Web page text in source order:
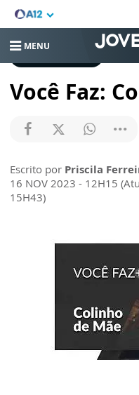
MENU
Você Faz:
Escrito por Priscila
16 NOV 2023 - 12H15
15H43)